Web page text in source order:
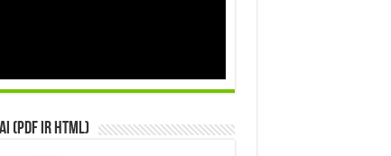
(PDF ir HTML)